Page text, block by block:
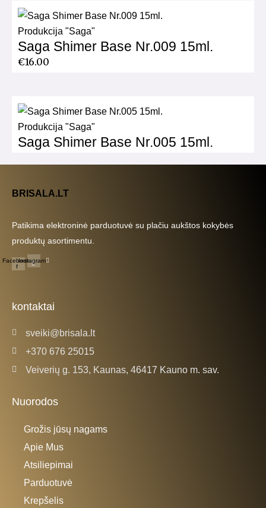
Produkcija "Saga"
Saga Shimer Base Nr.009 15ml.
€16.00
Produkcija "Saga"
Saga Shimer Base Nr.005 15ml.
BRISALA.LT
Patikima elektroninė parduotuvė su plačiu aukštos kokybės
produktų asortimentu.
Facebook-
f
Instagram
kontaktai
sveiki@brisala.lt
+370 676 25015
Veiverių g. 153, Kaunas, 46417 Kauno m. sav.
Nuorodos
Grožis jūsų nagams
Apie Mus
Atsiliepimai
Parduotuvė
Krepšelis